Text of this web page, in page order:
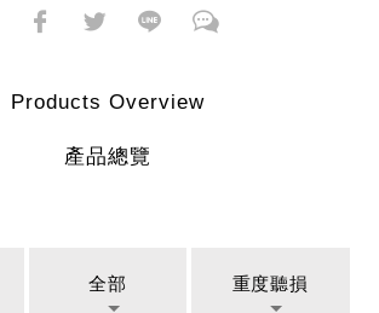
Products Overview
產品總覽
全部 重度聽損